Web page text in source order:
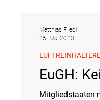
EuGH:
Mitgliedstaaten
Matthias Fliedl
26. Mai 2023